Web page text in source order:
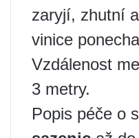
zaryjí, zhutní
vinice
Vzdálenost
3 metry.
Popis péče o